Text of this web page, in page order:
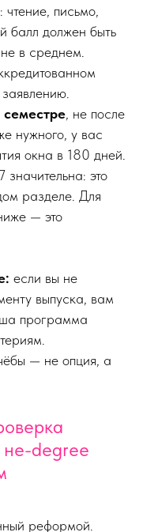
: чтение, письмо,
балл должен быть
в среднем.
семестре, не после
нужного, у вас
окна в 180 дней.
это
разделе. Для
— это
если вы не
выпуска, вам
программа
— не опция, а
не-degree
реформой.